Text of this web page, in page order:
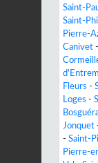
Saint-
Saint-
Pierre-
Canivet -
Fleurs -
Loges -
Jonquet
- Saint-
Pierre-